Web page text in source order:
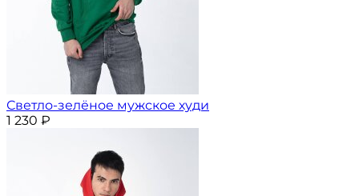
Светло-зелёное мужское худи
1 230 ₽